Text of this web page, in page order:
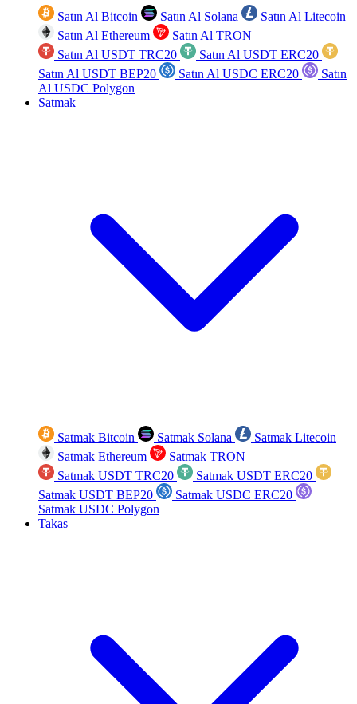
Satın Al Bitcoin Satın Al Solana
Satın Al Litecoin
Satın Al Ethereum
Satın Al TRON
Satın Al USDT TRC20
Satın Al USDT ERC20
Satın Al USDT BEP20
Satın Al USDC ERC20
Satın
Al USDC Polygon
Satmak
Satmak Bitcoin Satmak Solana
Satmak Litecoin
Satmak Ethereum
Satmak TRON
Satmak USDT TRC20
Satmak USDT ERC20
Satmak USDT BEP20
Satmak USDC ERC20
Satmak USDC Polygon
Takas